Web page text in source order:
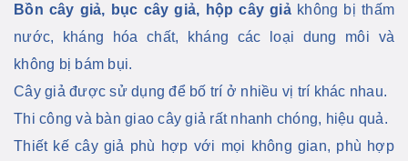
Bồn cây giả, bục cây giả, hộp cây giả không bị thấm
nước, kháng hóa chất, kháng các loại dung môi và
không bị bám bụi.
Cây giả được sử dụng để bố trí ở nhiều vị trí khác nhau.
Thi công và bàn giao cây giả rất nhanh chóng, hiệu quả.
Thiết kế cây giả phù hợp với mọi không gian, phù hợp